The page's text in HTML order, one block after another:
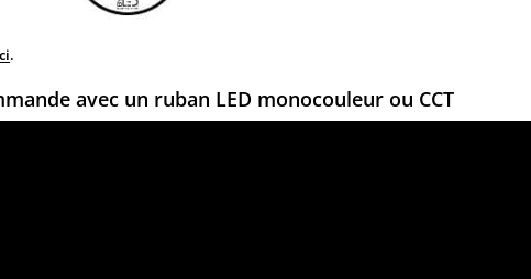
.
avec un ruban LED monocouleur ou CCT